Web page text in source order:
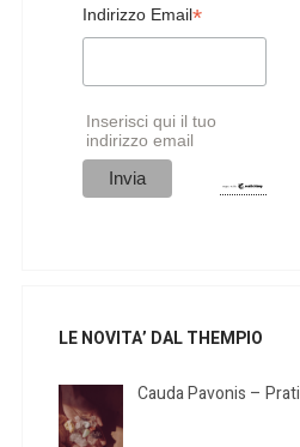
Indirizzo Email*
Inserisci qui il tuo
indirizzo email
LE NOVITA’ DAL THEMPIO
Cauda Pavonis –